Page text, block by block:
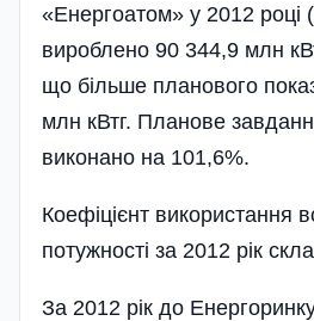
«Енергоатом» у 2012 році
вироблено 90 344,9 млн
що більше планового
млн кВтг. Планове
виконано на 101,6%.
Коефіцієнт використання
потужності за 2012 рік
За 2012 рік до